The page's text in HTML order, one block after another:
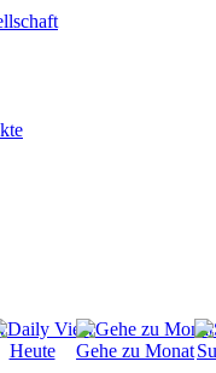
Heute Gehe zu Monat